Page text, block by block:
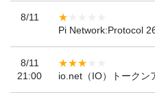
8/11
Pi Network:Protocol
8/11
21:00
io.net（IO）トークン